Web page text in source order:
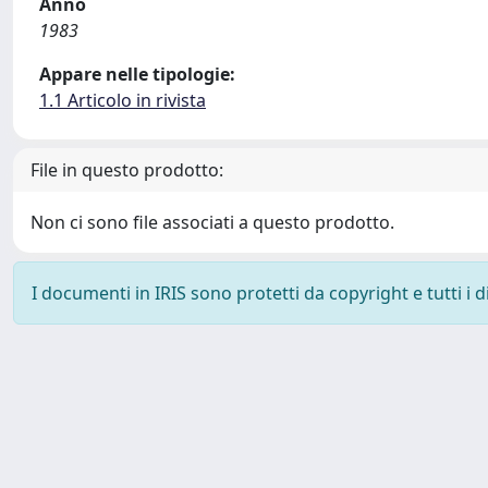
1983
Appare nelle tipologie:
1.1 Articolo in rivista
File in questo prodotto:
Non ci sono file associati a questo prodotto.
I documenti in IRIS sono protetti da copyright e tutti i